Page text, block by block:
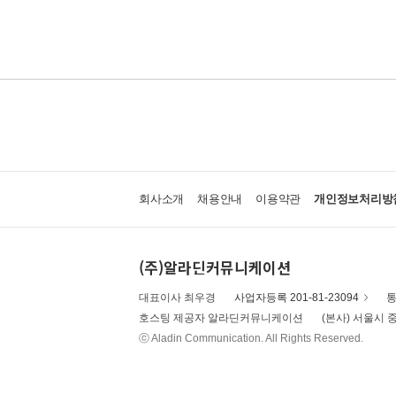
회사소개 채용안내 이용약관 개인정보처리방
(주)알라딘커뮤니케이션
대표이사 최우경 사업자등록 201-81-23094
호스팅 제공자 알라딘커뮤니케이션
(본사) 서울시
ⓒ Aladin Communication. All Rights Reserved.